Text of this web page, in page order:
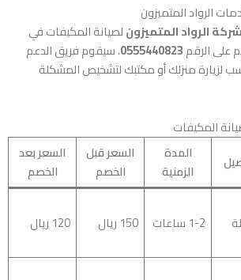
الرواد المتميزون
شركة الرواد المتميزونلصيانة المكيفات في
على الرقم0555440823. سيقوم فريق الدعم
لزيارة منزلك أو مكتبك لتشخيص المشكلة
المكيفات
المدة
الزمنية
السعر قبل
الخصم
السعر بعد
الخصم
1-2 ساعات 150 ريال 120 ريال